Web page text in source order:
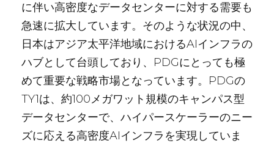
に伴い高密度なデータセンターに対する需要も
急速に拡大しています。そのような状況の中、
日本はアジア太平洋地域におけるAIインフラの
ハブとして台頭しており、PDGにとっても極
めて重要な戦略市場となっています。PDGの
TY1は、約100メガワット規模のキャンパス型
データセンターで、ハイパースケーラーのニー
ズに応える高密度AIインフラを実現していま